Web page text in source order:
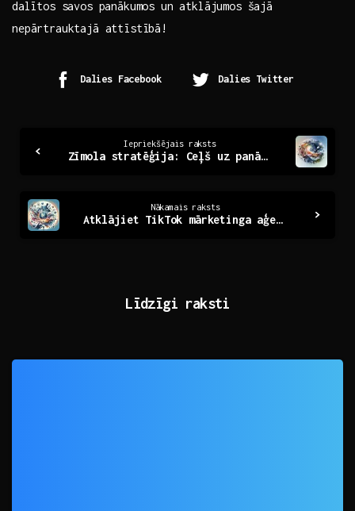
⁣dalītos savos panākumos⁤ un atklājumos šajā
nepārtrauktajā attīstībā!
Dalies Facebook Dalies Twitter
Reading
Iepriekšējais raksts
Zīmola stratēģija: Ceļš uz panākumiem un ilgtspēju
Nākamais raksts
Atklājiet TikTok mārketinga aģentūru jauno potenciālu
Līdzīgi raksti